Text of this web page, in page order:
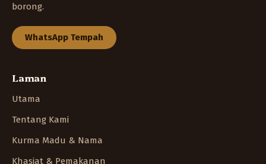
borong.
WhatsApp Tempah
Laman
Utama
Tentang Kami
Kurma Madu & Nama
Khasiat & Pemakanan